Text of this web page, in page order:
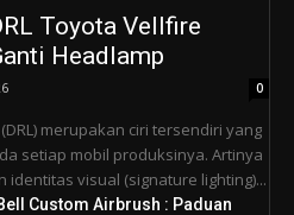
Toyota Vellfire
Headlamp
0
merupakan ciri tersendiri yang
setiap mobil produksinya. Artinya
visual (signature lighting)...
Custom Airbrush : Paduan